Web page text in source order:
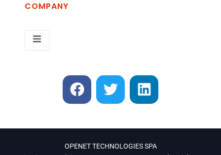
COMPANY
OPENET TECHNOLOGIES SPA